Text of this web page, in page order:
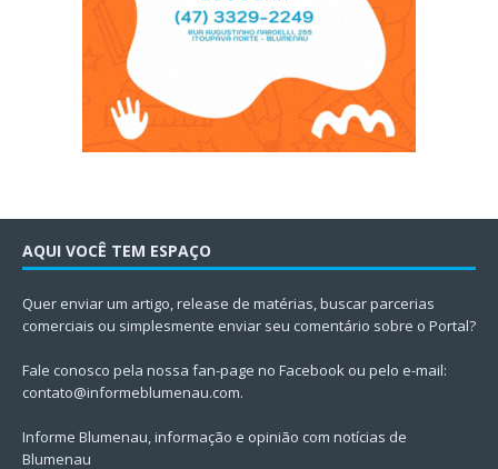
AQUI VOCÊ TEM ESPAÇO
Quer enviar um artigo, release de matérias, buscar parcerias
comerciais ou simplesmente enviar seu comentário sobre o Portal?
Fale conosco pela nossa fan-page no Facebook ou pelo e-mail:
contato@informeblumenau.com.
Informe Blumenau, informação e opinião com notícias de
Blumenau